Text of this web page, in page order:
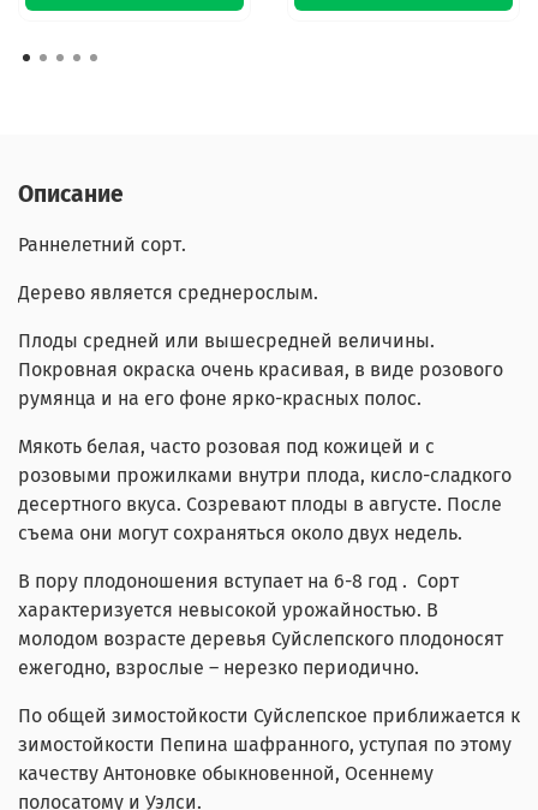
Описание
Раннелетний сорт.
Дерево является среднерослым.
Плоды средней или вышесредней величины.
Покровная окраска очень красивая, в виде розового
румянца и на его фоне ярко-красных полос.
Мякоть белая, часто розовая под кожицей и с
розовыми прожилками внутри плода, кисло-сладкого
десертного вкуса. Созревают плоды в августе. После
съема они могут сохраняться около двух недель.
В пору плодоношения вступает на 6-8 год . Сорт
характеризуется невысокой урожайностью. В
молодом возрасте деревья Суйслепского плодоносят
ежегодно, взрослые – нерезко периодично.
По общей зимостойкости Суйслепское приближается к
зимостойкости Пепина шафранного, уступая по этому
качеству Антоновке обыкновенной, Осеннему
полосатому и Уэлси.